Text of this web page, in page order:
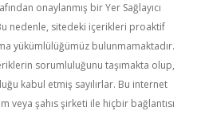
onaylanmış bir Yer Sağlayıcı
nedenle, sitedeki içerikleri proaktif
yükümlülüğümüz bulunmamaktadır.
sorumluluğunu taşımakta olup,
kabul etmiş sayılırlar. Bu internet
veya şahıs şirketi ile hiçbir bağlantısı